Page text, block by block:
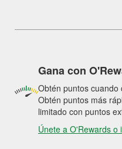
Gana con
Obtén puntos
Obtén puntos más
limitado con puntos
Únete a O'Rewards o